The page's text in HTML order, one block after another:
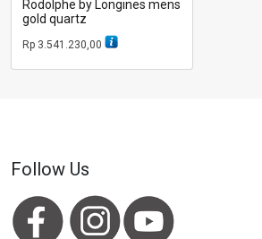
Rodolphe by Longines mens
gold quartz
Rp 3.541.230,00
Follow Us